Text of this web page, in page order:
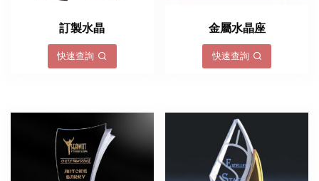
訂製水晶
快速查詢
金屬水晶座
快速查詢